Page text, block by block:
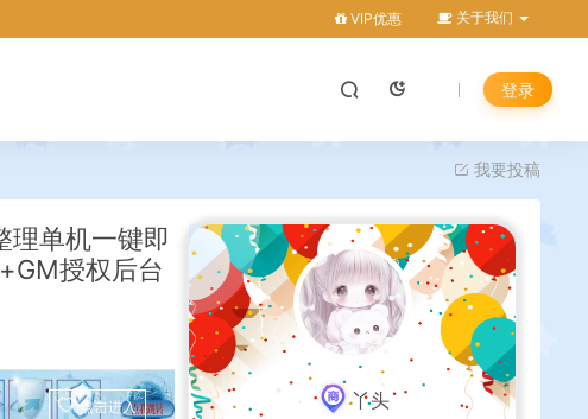
VIP优惠 关于我们
登录
我要投稿
理单机一键即
授权后台
点击进入 丫头